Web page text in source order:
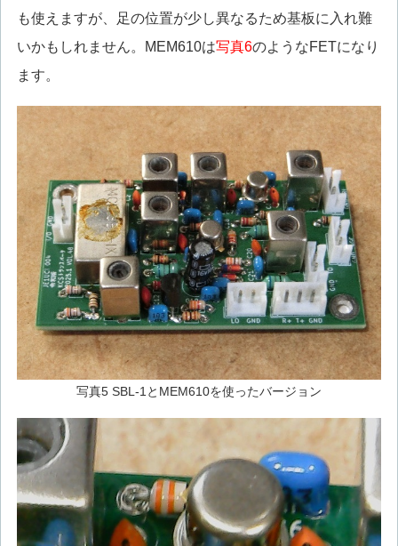
も使えますが、足の位置が少し異なるため基板に入れ難
いかもしれません。MEM610は写真6のようなFETになり
ます。
写真5 SBL-1とMEM610を使ったバージョン